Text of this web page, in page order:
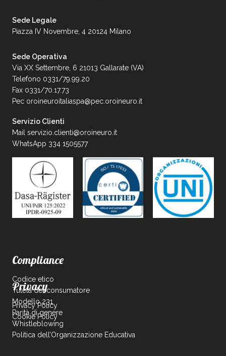
Sede Legale
Piazza IV Novembre, 4 20124 Milano
Sede Operativa
Via XX Settembre, 6 21013 Gallarate (VA)
Telefono 0331/79.99.20
Fax 0331/70.17.73
Pec oroineuroitaliaspa@pec.oroineuro.it
Servizio Clienti
Mail servizio.clienti@oroineuro.it
WhatsApp 334 1505577
Compliance
Codice etico
Tutela del consumatore
Modello 231
Parità di genere
Whistleblowing
Politica dell’Organizzazione Educativa
Privacy
Privacy Policy
Cookie Policy